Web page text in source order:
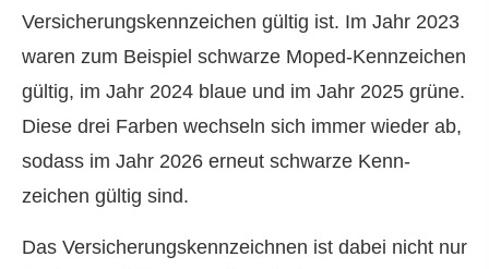
Versicherungskennzeichen gültig ist. Im Jahr 2023
waren zum Beispiel schwarze Moped-Kenn­zeichen
gültig, im Jahr 2024 blaue und im Jahr 2025 grüne.
Diese drei Farben wechseln sich immer wieder ab,
sodass im Jahr 2026 erneut schwarze Kenn­
zeichen gültig sind.
Das Versicherungskennzeichnen ist dabei nicht nur